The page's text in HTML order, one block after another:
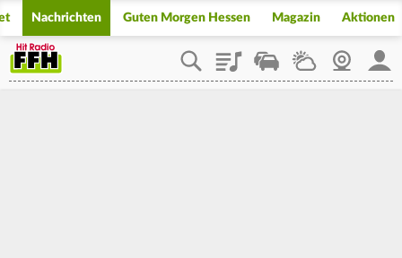
Nachrichten Guten Morgen Hessen Magazin Aktionen
PlaylistStaupilotWetterWebcam